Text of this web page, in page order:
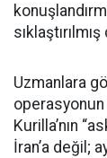
Uzmanlara
operasyonun
Kurilla’nın
İran’a değil;